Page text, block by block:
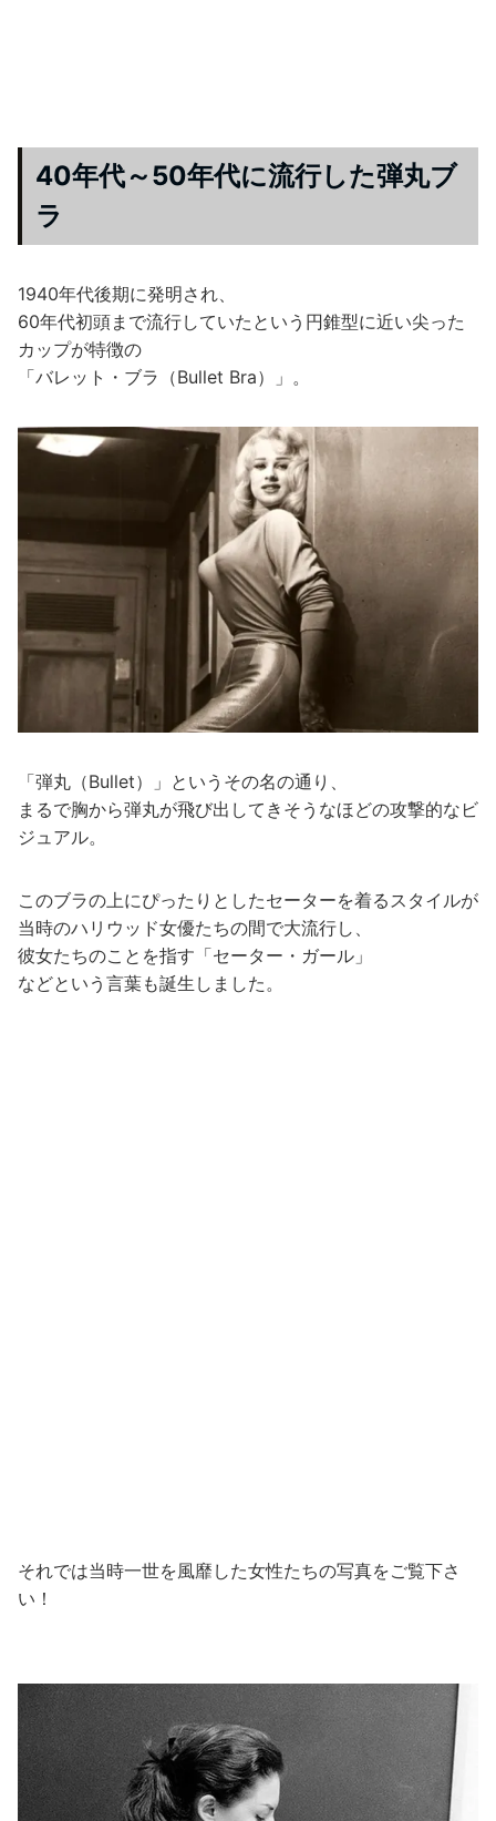
40年代～50年代に流行した弾丸ブ
ラ
1940年代後期に発明され、
60年代初頭まで流行していたという円錐型に近い尖った
カップが特徴の
「バレット・ブラ（Bullet Bra）」。
「弾丸（Bullet）」というその名の通り、
まるで胸から弾丸が飛び出してきそうなほどの攻撃的なビ
ジュアル。
このブラの上にぴったりとしたセーターを着るスタイルが
当時のハリウッド女優たちの間で大流行し、
彼女たちのことを指す「セーター・ガール」
などという言葉も誕生しました。
それでは当時一世を風靡した女性たちの写真をご覧下さ
い！